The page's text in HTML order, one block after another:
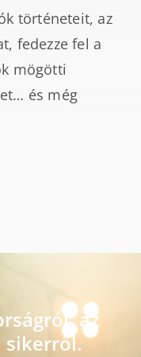
történeteit, az
fedezze fel a
mögötti
és még
az
sikerről.